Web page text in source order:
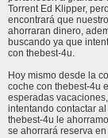
Torrent Ed Klipper,
encontrará que
ahorraran dinero,
buscando ya que
con thebest-4u.
Hoy mismo desde la
coche con thebest-4u
esperadas
intentando contactar
thebest-4u le
se ahorrará reserva